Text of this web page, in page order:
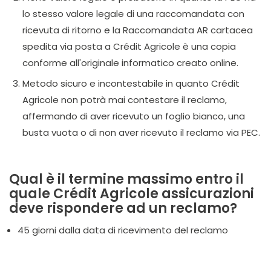
lo stesso valore legale di una raccomandata con
ricevuta di ritorno e la Raccomandata AR cartacea
spedita via posta a Crédit Agricole è una copia
conforme all'originale informatico creato online.
Metodo sicuro e incontestabile in quanto Crédit
Agricole non potrà mai contestare il reclamo,
affermando di aver ricevuto un foglio bianco, una
busta vuota o di non aver ricevuto il reclamo via PEC.
Qual è il termine massimo entro il
quale Crédit Agricole assicurazioni
deve rispondere ad un reclamo?
45 giorni dalla data di ricevimento del reclamo